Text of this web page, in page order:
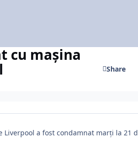
cu mașina
Share
a fost condamnat marți la 21